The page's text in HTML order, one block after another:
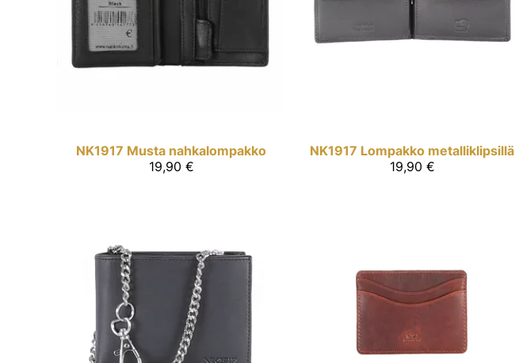
NK1917 Musta nahkalompakko
19,90 €
NK1917 Lompakko metalliklipsillä
19,90 €